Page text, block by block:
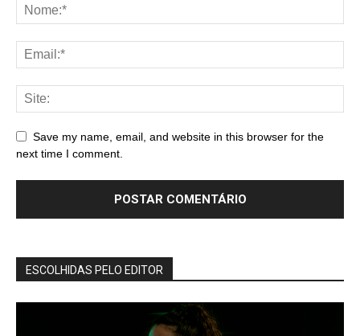
Save my name, email, and website in this browser for the
next time I comment.
ESCOLHIDAS PELO EDITOR